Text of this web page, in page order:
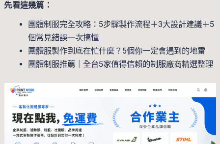
先看這幾篇：
團體制服完全攻略：5步驟製作流程＋3大設計建議＋5
個常見錯誤一次搞懂
團體服製作到底在忙什麼？5個你一定會遇到的地雷
團體制服推薦｜全台5家值得信賴的制服廠商精選整理